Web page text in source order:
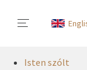
Isten szólt